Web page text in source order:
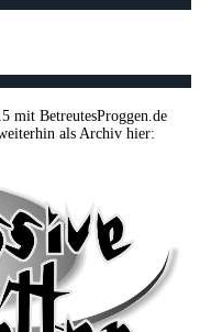
mit BetreutesProggen.de
als Archiv hier: